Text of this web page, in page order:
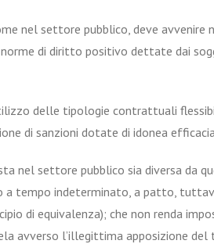
nel settore pubblico, deve
di diritto positivo dettate dai
delle tipologie contrattuali
di sanzioni dotate di idonea
nel settore pubblico sia diversa
tempo indeterminato, a patto,
di equivalenza); che non renda
avverso l’illegittima apposizione del